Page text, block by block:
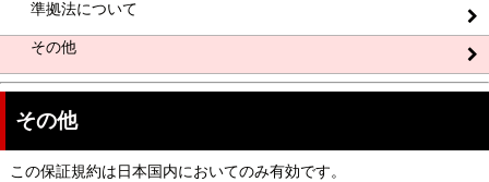
準拠法について
その他
その他
この保証規約は日本国内においてのみ有効です。